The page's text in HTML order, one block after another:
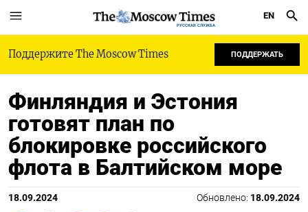
РУССКАЯ СЛУЖБА
EN
Поддержите The Moscow Times ПОДДЕРЖАТЬ
Финляндия и Эстония
готовят план по
блокировке российского
флота в Балтийском море
18.09.2024 Обновлено: 18.09.2024